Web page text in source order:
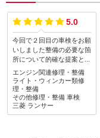
5.0
今回で２回目の車検をお願
いしました整備の必要な箇
所について的確な提案と整
備・修理作業をしてくださ
りこちらのニーズに応じた
対応をしてくださいました
ありがとうございましたま
た車検後に急な整備作業依
頼にも迅速 丁寧に対応し
エンジン関連修理・整備
ライト・ウィンカー類修
理・整備
その他修理・整備 車検
三菱 ランサー